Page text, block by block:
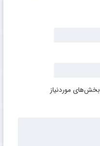
بخش‌های موردنیاز